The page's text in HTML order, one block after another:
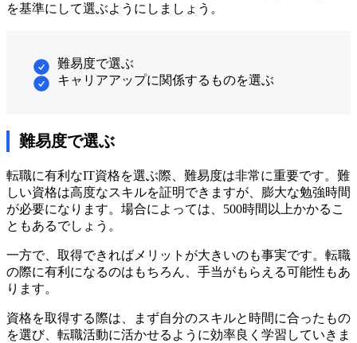
を基準にして選ぶようにしましょう。
難易度で選ぶ
キャリアアップに関係するものを選ぶ
難易度で選ぶ
転職に有利なIT資格を選ぶ際、難易度は非常に重要です。難
しい資格は高度なスキルを証明できますが、膨大な勉強時間
が必要になります。場合によっては、500時間以上かかるこ
ともあるでしょう。
一方で、取得できればメリットが大きいのも事実です。転職
の際に有利になるのはもちろん、手当がもらえる可能性もあ
ります。
資格を取得する際は、まず自分のスキルと時間に合ったもの
を選び、転職活動に活かせるように効率良く学習していきま